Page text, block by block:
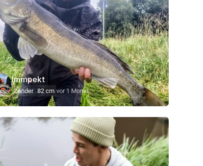
Immpekt
Zander 82 cm vor 1 Monat